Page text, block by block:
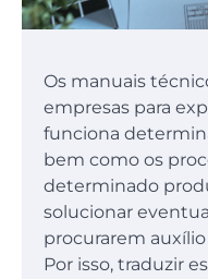
Os manuais
empresas para
funciona
bem como os
determinado
solucionar
procurarem
Por isso, traduzir